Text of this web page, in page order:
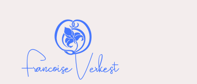
Françoise Verkest